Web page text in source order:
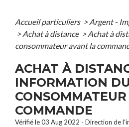
Accueil particuliers > Argent -
> Achat à distance > Achat à
consommateur avant la
ACHAT À
INFORMATION DU
COMMANDE
Vérifié le 03 Aug 2022 - Direction de